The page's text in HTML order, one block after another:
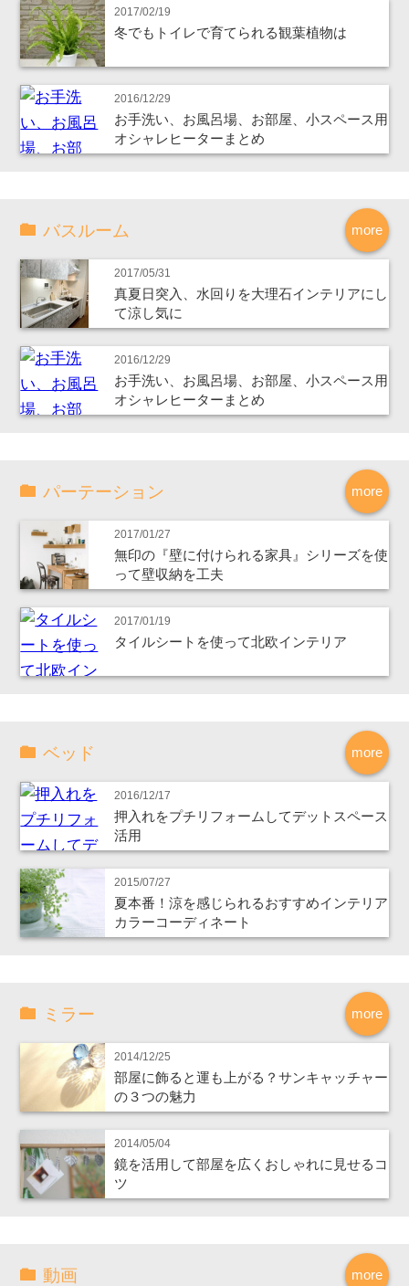
2017/02/19
冬でもトイレで育てられる観葉植物は
2016/12/29
お手洗い、お風呂場、お部屋、小スペース用
オシャレヒーターまとめ
more
バスルーム
2017/05/31
真夏日突入、水回りを大理石インテリアにし
て涼し気に
2016/12/29
お手洗い、お風呂場、お部屋、小スペース用
オシャレヒーターまとめ
more
パーテーション
2017/01/27
無印の『壁に付けられる家具』シリーズを使
って壁収納を工夫
2017/01/19
タイルシートを使って北欧インテリア
more
ベッド
2016/12/17
押入れをプチリフォームしてデットスペース
活用
2015/07/27
夏本番！涼を感じられるおすすめインテリア
カラーコーディネート
more
ミラー
2014/12/25
部屋に飾ると運も上がる？サンキャッチャー
の３つの魅力
2014/05/04
鏡を活用して部屋を広くおしゃれに見せるコ
ツ
more
動画